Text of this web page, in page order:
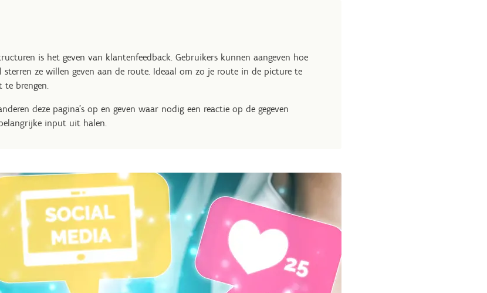
is het geven van klantenfeedback. Gebruikers kunnen aangeven hoe
sterren ze willen geven aan de route. Ideaal om zo je route in de picture te
te brengen.
deze pagina's op en geven waar nodig een reactie op de gegeven
input uit halen.